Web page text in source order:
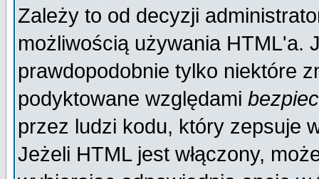
Zależy to od decyzji
możliwością używania HTML'a.
prawdopodobnie tylko niektóre
podyktowane względami
przez ludzi kodu, który zepsuje
Jeżeli HTML jest włączony,